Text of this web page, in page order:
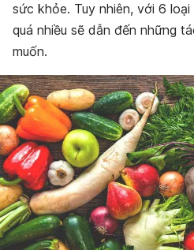
sức khỏe. Tuy nhiên, với 6 loại
quá nhiều sẽ dẫn đến những
muốn.